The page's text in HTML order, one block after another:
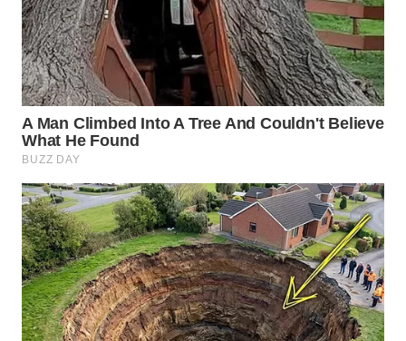
WN
MADURA
WN
SURABAYA
NATUNA
WN
BINTAN
WN
MANDALIKA